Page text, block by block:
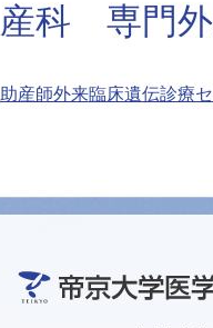
産科 専門
助産師外来臨床遺伝診療